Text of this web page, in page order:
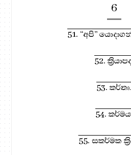
6
51. “අපි”
52.
53. කර්තෘ.
54.
55. සකර්මක